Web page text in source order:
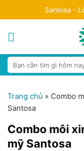
to
content
Santosa -
Search
for:
Trang chủ » Combo
Santosa
Combo môi
mỹ Santosa